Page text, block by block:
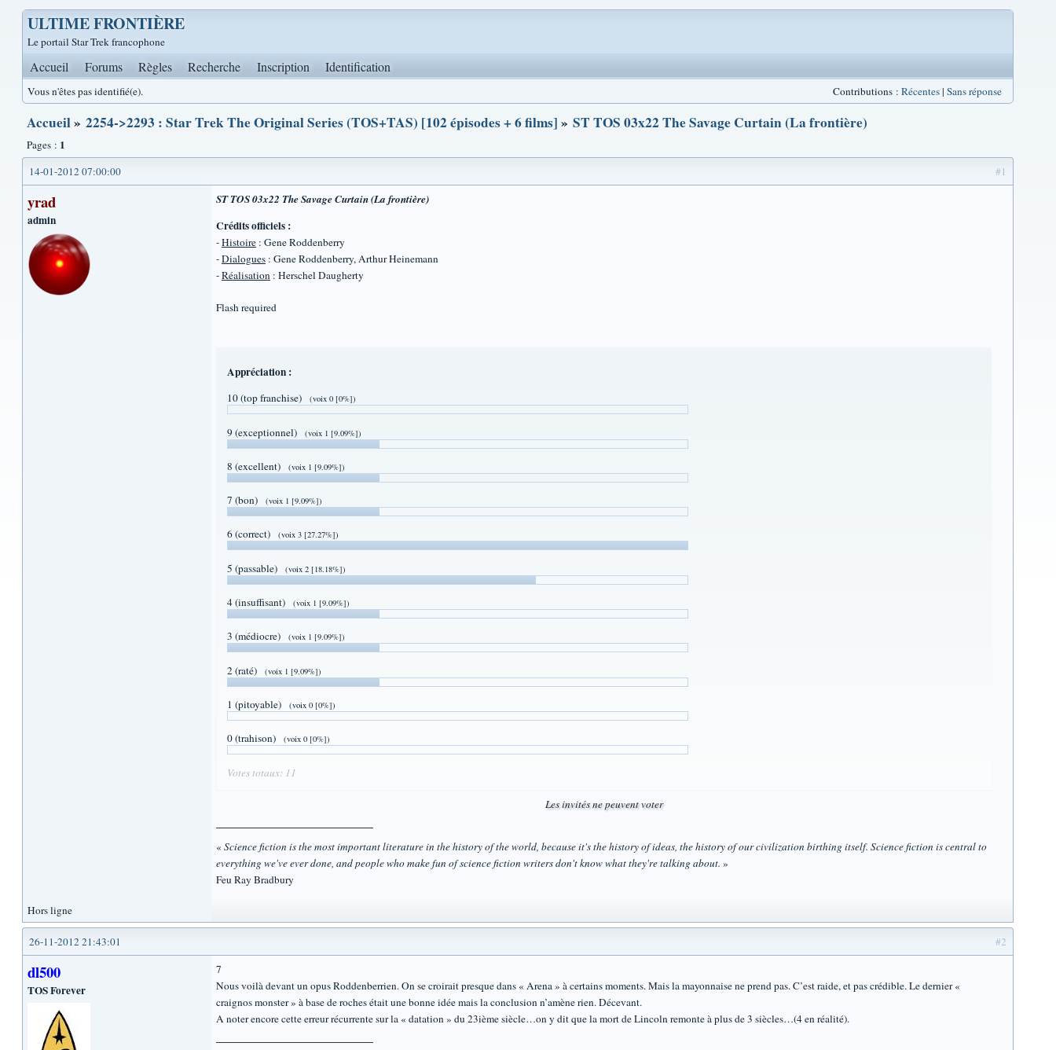
ULTIME FRONTIÈRE
Le portail Star Trek francophone
Accueil Forums Règles Recherche Inscription Identification
Vous n'êtes pas identifié(e). Contributions : Récentes| Sans réponse
Accueil» 2254->2293 : Star Trek The Original Series (TOS+TAS) [102 épisodes + 6 films] » ST TOS 03x22 The Savage Curtain (La frontière)
Pages : 1
#1
14-01-2012 07:00:00
yrad
admin
ST TOS 03x22 The Savage Curtain (La frontière)
Crédits officiels :
-Histoire : Gene Roddenberry
-Dialogues : Gene Roddenberry, Arthur Heinemann
-Réalisation : Herschel Daugherty
Flash required
Appréciation :
10 (top franchise) (voix 0 [0%])
9 (exceptionnel) (voix 1 [9.09%])
8 (excellent) (voix 1 [9.09%])
7 (bon) (voix 1 [9.09%])
6 (correct) (voix 3 [27.27%])
5 (passable) (voix 2 [18.18%])
4 (insuffisant) (voix 1 [9.09%])
3 (médiocre) (voix 1 [9.09%])
2 (raté) (voix 1 [9.09%])
1 (pitoyable) (voix 0 [0%])
0 (trahison) (voix 0 [0%])
Votes totaux: 11
Les invités ne peuvent voter
« Science fiction is the most important literature in the history of the world, because it's the history of ideas, the history of our civilization birthing itself. Science fiction is central to
everything we've ever done, and people who make fun of science fiction writers don't know what they're talking about. »
Feu Ray Bradbury
Hors ligne
#2
26-11-2012 21:43:01
dl500
TOS Forever
7
Nous voilà devant un opus Roddenberrien. On se croirait presque dans « Arena » à certains moments. Mais la mayonnaise ne prend pas. C’est raide, et pas crédible. Le dernier «
craignos monster » à base de roches était une bonne idée mais la conclusion n’amène rien. Décevant.
A noter encore cette erreur récurrente sur la « datation » du 23ième siècle…on y dit que la mort de Lincoln remonte à plus de 3 siècles…(4 en réalité).